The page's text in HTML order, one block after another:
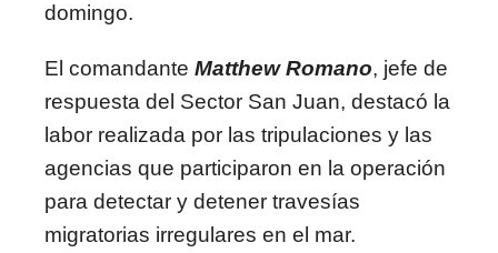
domingo.
El comandante Matthew Romano, jefe de
respuesta del Sector San Juan, destacó la
labor realizada por las tripulaciones y las
agencias que participaron en la operación
para detectar y detener travesías
migratorias irregulares en el mar.